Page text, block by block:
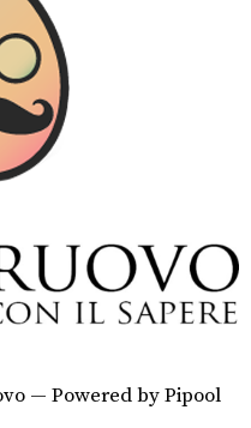
— Powered by Pipool